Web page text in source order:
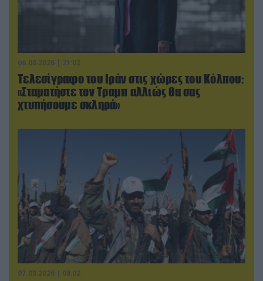
06.08.2026 | 21:02
Τελεσίγραφο του Ιράν στις χώρες του Κόλπου:
«Σταματήστε τον Τραμπ αλλιώς θα σας
χτυπήσουμε σκληρά»
07.08.2026 | 08:02